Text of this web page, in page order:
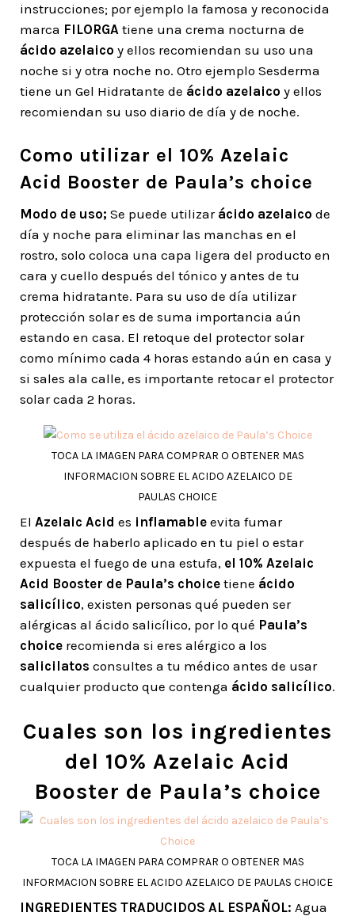
instrucciones; por ejemplo la famosa y reconocida
marca FILORGA tiene una crema nocturna de
ácido azelaico y ellos recomiendan su uso una
noche si y otra noche no. Otro ejemplo Sesderma
tiene un Gel Hidratante de ácido azelaico y ellos
recomiendan su uso diario de día y de noche.
Como utilizar el 10% Azelaic
Acid Booster de Paula’s choice
Modo de uso; Se puede utilizar ácido azelaico de
día y noche para eliminar las manchas en el
rostro, solo coloca una capa ligera del producto en
cara y cuello después del tónico y antes de tu
crema hidratante. Para su uso de día utilizar
protección solar es de suma importancia aún
estando en casa. El retoque del protector solar
como mínimo cada 4 horas estando aún en casa y
si sales ala calle, es importante retocar el protector
solar cada 2 horas.
TOCA LA IMAGEN PARA COMPRAR O OBTENER MAS
INFORMACION SOBRE EL ACIDO AZELAICO DE
PAULAS CHOICE
El Azelaic Acid es inflamable evita fumar
después de haberlo aplicado en tu piel o estar
expuesta el fuego de una estufa, el 10% Azelaic
Acid Booster de Paula’s choice tiene ácido
salicílico, existen personas qué pueden ser
alérgicas al ácido salicílico, por lo qué Paula’s
choice recomienda si eres alérgico a los
salicilatos consultes a tu médico antes de usar
cualquier producto que contenga ácido salicílico.
Cuales son los ingredientes
del 10% Azelaic Acid
Booster de Paula’s choice
TOCA LA IMAGEN PARA COMPRAR O OBTENER MAS
INFORMACION SOBRE EL ACIDO AZELAICO DE PAULAS CHOICE
INGREDIENTES TRADUCIDOS AL ESPAÑOL: Agua